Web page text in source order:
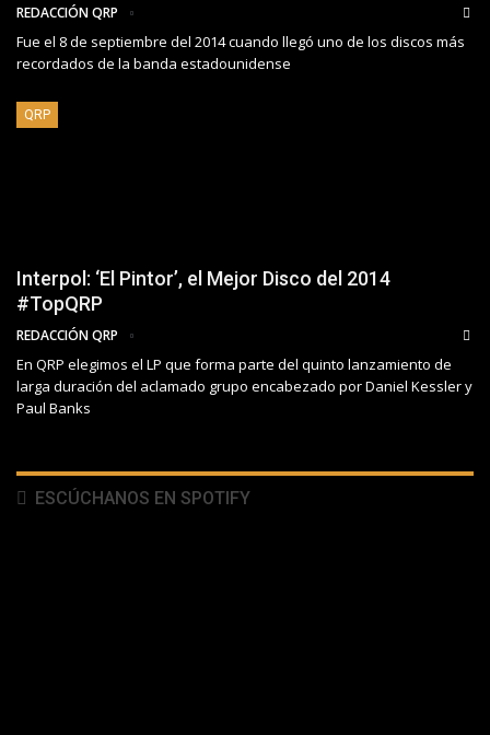
REDACCIÓN QRP
Fue el 8 de septiembre del 2014 cuando llegó uno de los discos más
recordados de la banda estadounidense
QRP
Interpol: ‘El Pintor’, el Mejor Disco del 2014
#TopQRP
REDACCIÓN QRP
En QRP elegimos el LP que forma parte del quinto lanzamiento de
larga duración del aclamado grupo encabezado por Daniel Kessler y
Paul Banks
ESCÚCHANOS EN SPOTIFY